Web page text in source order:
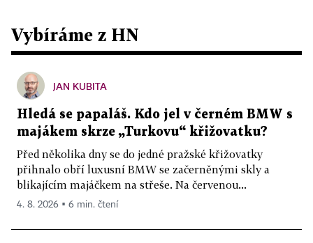
Vybíráme z HN
JAN KUBITA
Hledá se papaláš. Kdo jel v černém BMW s
majákem skrze „Turkovu“ křižovatku?
Před několika dny se do jedné pražské křižovatky
přihnalo obří luxusní BMW se začerněnými skly a
blikajícím majáčkem na střeše. Na červenou...
4. 8. 2026 ▪ 6 min. čtení